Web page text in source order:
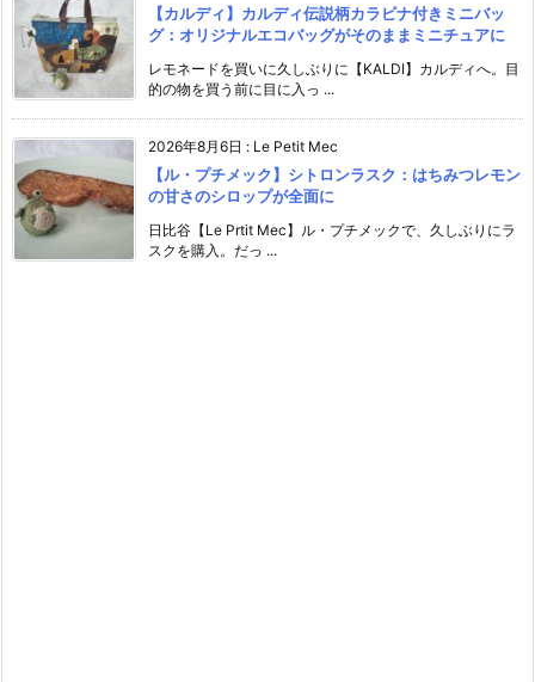
【カルディ】カルディ伝説柄カラビナ付きミニバッ
グ：オリジナルエコバッグがそのままミニチュアに
レモネードを買いに久しぶりに【KALDI】カルディへ。目
的の物を買う前に目に入っ ...
2026年8月6日 : Le Petit Mec
【ル・プチメック】シトロンラスク：はちみつレモン
の甘さのシロップが全面に
日比谷【Le Prtit Mec】ル・プチメックで、久しぶりにラ
スクを購入。だっ ...